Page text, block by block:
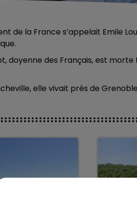
de la France s’appelait Emile
doyenne des Français, est
elle vivait près de